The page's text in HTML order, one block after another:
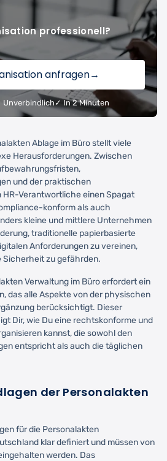
professionell?
anfragen→
Unverbindlich ✓ In 2 Minuten
Ablage im Büro stellt viele
Herausforderungen. Zwischen
und der praktischen
HR-Verantwortliche einen Spagat
konform als auch
kleine und mittlere Unternehmen
traditionelle papierbasierte
Anforderungen zu vereinen,
zu gefährden.
Verwaltung im Büro erfordert ein
das alle Aspekte von der physischen
berücksichtigt. Dieser
Dir, wie Du eine rechtskonforme und
kannst, die sowohl den
entspricht als auch die täglichen
der Personalakten
für die Personalakten
klar definiert und müssen von
werden. Das